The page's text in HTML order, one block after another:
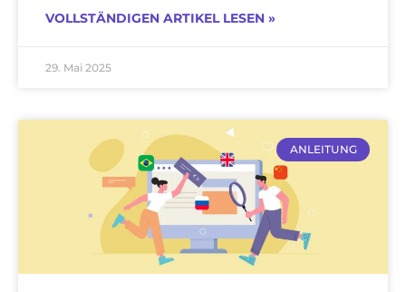
VOLLSTÄNDIGEN ARTIKEL LESEN »
29. Mai 2025
ANLEITUNG